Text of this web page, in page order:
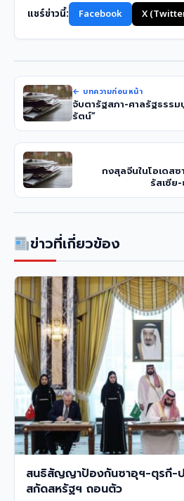
แชร์ข่าวนี้: Facebook X
← บทความก่อนหน้า
จับตารัฐสภา-ศาลรัฐธรร
รัตน์”
กงสุลจีนในโอเดสซ
รัสเซีย
ข่าวที่เกี่ยวข้อง
สนธิสัญญาป้องกันซาอุฯ-ตุรกี-ป
สกัดสหรัฐฯ ถอนตัว